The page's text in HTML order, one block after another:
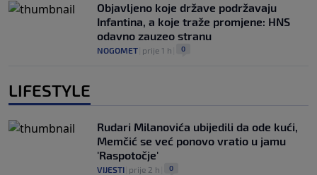
Objavljeno koje države podržavaju
Infantina, a koje traže promjene: HNS
odavno zauzeo stranu
NOGOMET prije 1 h 0
LIFESTYLE
Rudari Milanovića ubijedili da ode kući,
Memčić se već ponovo vratio u jamu
'Raspotočje'
VIJESTI prije 2 h 0